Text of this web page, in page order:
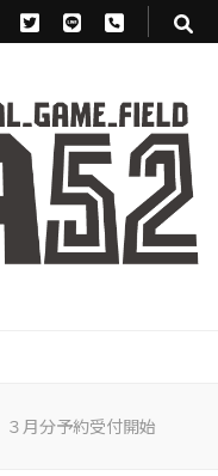
ルド
３月分予約受付開始